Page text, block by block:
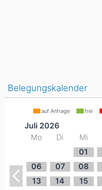
Belegungskalender
auf Anfrage frei
Juli 2026
Mo
Di Mi
01
06
07 08
13
14 15